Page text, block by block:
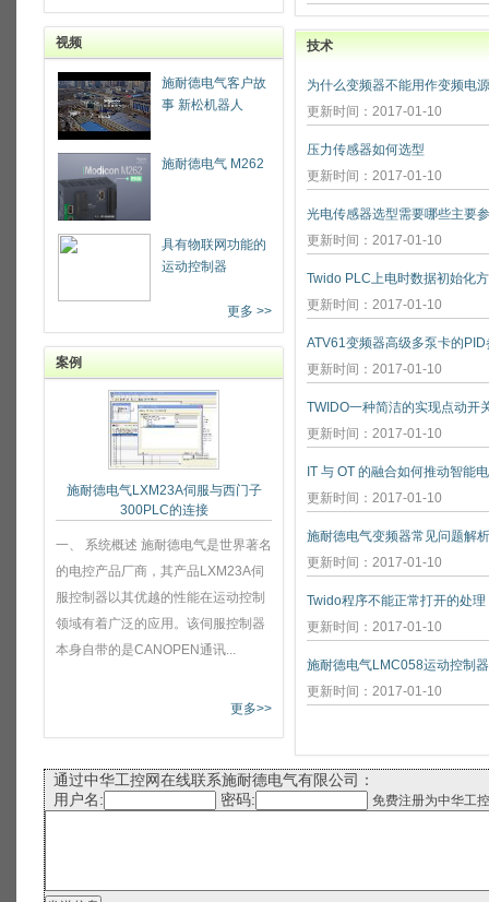
视频
施耐德电气客户故
事 新松机器人
施耐德电气 M262
具有物联网功能的
运动控制器
更多 >>
案例
施耐德电气LXM23A伺服与西门子
300PLC的连接
一、 系统概述 施耐德电气是世界著名
的电控产品厂商，其产品LXM23A伺
服控制器以其优越的性能在运动控制
领域有着广泛的应用。该伺服控制器
本身自带的是CANOPEN通讯...
更多>>
技术
为什么变频器不能用作变频电
更新时间：2017-01-10
压力传感器如何选型
更新时间：2017-01-10
光电传感器选型需要哪些主要
更新时间：2017-01-10
Twido PLC上电时数据初始化
更新时间：2017-01-10
ATV61变频器高级多泵卡的
更新时间：2017-01-10
TWIDO一种简洁的实现点动开
更新时间：2017-01-10
IT 与 OT 的融合如何推动智能
更新时间：2017-01-10
施耐德电气变频器常见问题解析
更新时间：2017-01-10
Twido程序不能正常打开的处理
更新时间：2017-01-10
施耐德电气LMC058运动控制
更新时间：2017-01-10
通过中华工控网在线联系施耐德电气有限公司：
用户名:
密码: 免费注册为中华工